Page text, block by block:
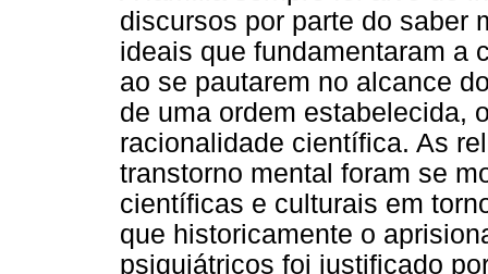
discursos por parte do saber
ideais que fundamentaram a
ao se pautarem no alcance
de uma ordem estabelecida,
racionalidade científica. As
transtorno mental foram se
científicas e culturais em
que historicamente o
psiquiátricos foi justificado